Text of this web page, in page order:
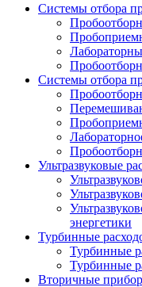
Системы отбора
Системы отбора
Ультразвуковые
энергетики
Турбинные
Турбинные
Турбинные
Вторичные